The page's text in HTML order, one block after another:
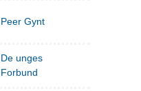
Peer Gynt
De unges
Forbund